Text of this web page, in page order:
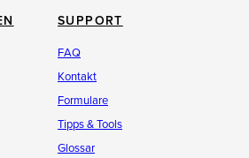
SUPPORT
FAQ
Kontakt
Formulare
Tipps & Tools
Glossar